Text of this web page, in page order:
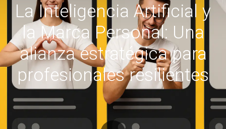
La Inteligencia Artificial y
la Marca Personal: Una
alianza estratégica para
profesionales resilientes